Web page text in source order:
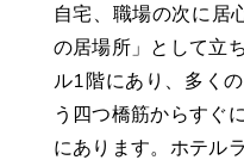
自宅、職場の次に居
の居場所」として立
ル1階にあり、多く
う四つ橋筋からすぐ
にあります。ホテル